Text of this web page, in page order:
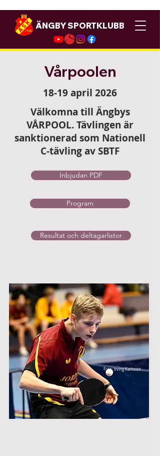
ÄNGBY SPORTKLUBB
Vårpoolen
18-19 april 2026
Välkomna till Ängbys
VÅRPOOL. Tävlingen är
sanktionerad som Nationell
C-tävling av SBTF
Inbjudan PDF
Program
Resultat och deltagarlistor
Foto: Irving Karlsson